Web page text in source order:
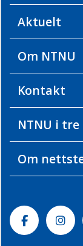
Aktuelt
Om NTNU
Kontakt
NTNU i tre
Om
Facebook